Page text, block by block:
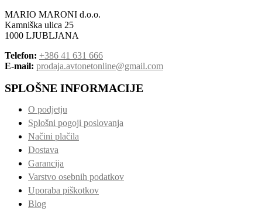
MARIO MARONI d.o.o.
Kamniška ulica 25
1000 LJUBLJANA
Telefon: +386 41 631 666
E-mail: prodaja.avtonetonline@gmail.com
SPLOŠNE INFORMACIJE
O podjetju
Splošni pogoji poslovanja
Načini plačila
Dostava
Garancija
Varstvo osebnih podatkov
Uporaba piškotkov
Blog